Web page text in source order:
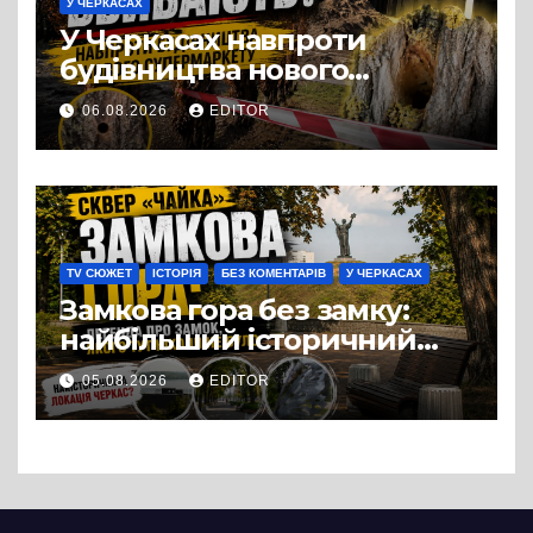
У ЧЕРКАСАХ
У Черкасах навпроти
будівництва нового
супермаркету VARUS на
проспекті Перемоги всохли
дерева. І це навряд чи
можна назвати
випадковістю
06.08.2026 EDITOR
TV СЮЖЕТ ІСТОРІЯ БЕЗ КОМЕНТАРІВ У ЧЕРКАСАХ
Замкова гора без замку:
найбільший історичний
міф Черкас
05.08.2026 EDITOR